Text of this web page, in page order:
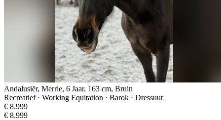
Andalusiër, Merrie, 6 Jaar, 163 cm, Bruin
Recreatief · Working Equitation · Barok · Dressuur
€ 8.999
€ 8.999